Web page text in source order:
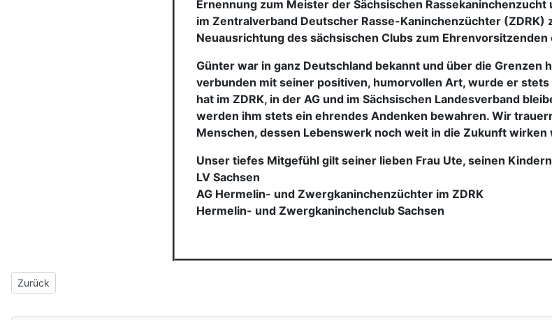
Ernennung zum Meister der Sächsischen
im Zentralverband Deutscher Rasse-Kaninchenzüchter (ZDRK)
Neuausrichtung des sächsischen Clubs zum Ehrenvorsitzenden
Günter war in ganz Deutschland bekannt und über die Grenzen
verbunden mit seiner positiven, humorvollen Art, wurde er
hat im ZDRK, in der AG und im Sächsischen Landesverband
werden ihm stets ein ehrendes Andenken bewahren. Wir
Menschen, dessen Lebenswerk noch weit in die Zukunft wirken
Unser tiefes Mitgefühl gilt seiner lieben Frau Ute, seinen
LV Sachsen
AG Hermelin- und Zwergkaninchenzüchter im ZDRK
Hermelin- und Zwergkaninchenclub Sachsen
Vorheriger Beitrag: Hallo Jugendliche Hermelin- und Farbenzwerg Züchter aus dem ganzen ZDRK-Gebiet!
Zurück